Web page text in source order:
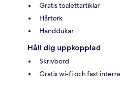
Gratis toalettartiklar
Hårtork
Handdukar
Håll dig uppkopplad
Skrivbord
Gratis wi-fi och fast